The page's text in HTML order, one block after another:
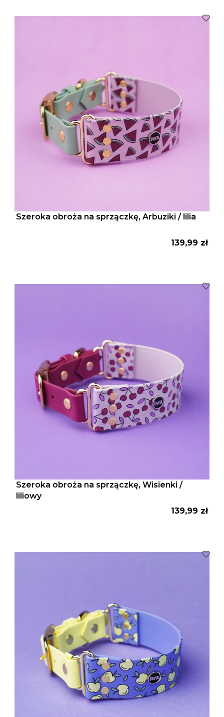
Szeroka obroża na sprzączkę, Arbuziki / lilia
Cena
139,99 zł
Szeroka obroża na sprzączkę, Wisienki /
liliowy
Cena
139,99 zł